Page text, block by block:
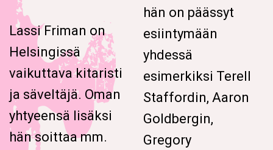
Lassi Friman on
Helsingissä
vaikuttava kitaristi
ja säveltäjä. Oman
yhtyeensä lisäksi
hän soittaa mm.
hän on päässyt
esiintymään
yhdessä
esimerkiksi Terell
Staffordin, Aaron
Goldbergin,
Gregory